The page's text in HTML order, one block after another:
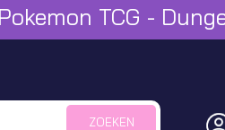
TCG -
ZOEKEN